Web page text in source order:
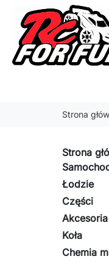
Strona
Strona
Łodzie
Części
Akcesoria
Koła
Chemia